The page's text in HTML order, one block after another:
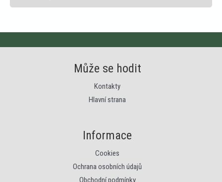
Může se hodit
Kontakty
Hlavní strana
Informace
Cookies
Ochrana osobních údajů
Obchodní podmínky